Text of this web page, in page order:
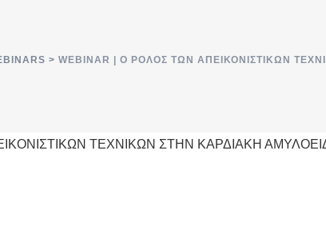
> WEBINAR | Ο ΡΟΛΟΣ ΤΩΝ ΑΠΕΙΚΟΝΙΣΤΙΚΩΝ